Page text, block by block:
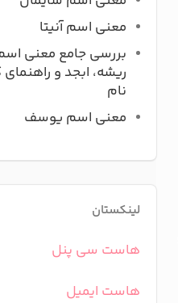
معنی اسم آنیتا
بررسی جامع معنی
ریشه، ابجد و
نام
معنی اسم یوسف
لینکستان
هاست سی پنل
هاست ایمیل